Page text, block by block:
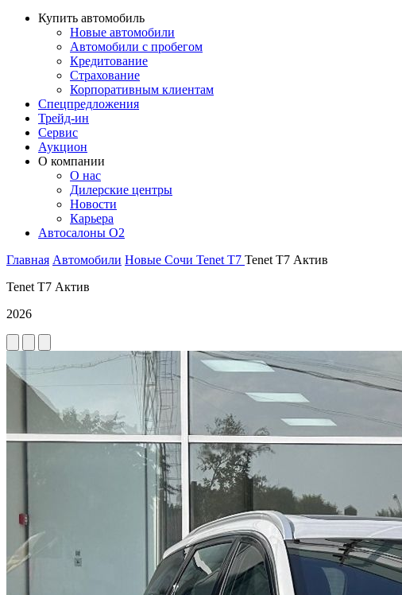
Купить автомобиль
Новые автомобили
Автомобили с пробегом
Кредитование
Страхование
Корпоративным клиентам
Спецпредложения
Трейд-ин
Сервис
Аукцион
О компании
О нас
Дилерские центры
Новости
Карьера
Автосалоны O2
Главная Автомобили Новые Сочи Tenet T7 Tenet T7 Актив
Tenet T7 Актив
2026